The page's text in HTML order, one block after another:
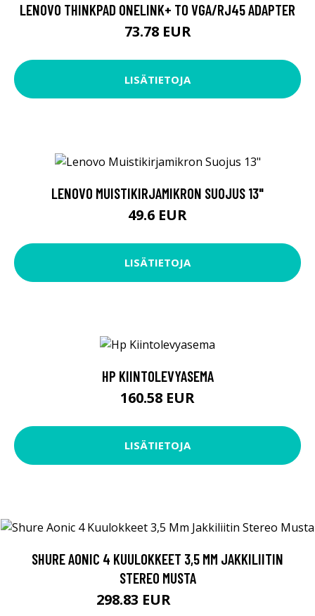
LENOVO THINKPAD ONELINK+ TO VGA/RJ45 ADAPTER
73.78 EUR
LISÄTIETOJA
LENOVO MUISTIKIRJAMIKRON SUOJUS 13"
49.6 EUR
LISÄTIETOJA
HP KIINTOLEVYASEMA
160.58 EUR
LISÄTIETOJA
SHURE AONIC 4 KUULOKKEET 3,5 MM JAKKILIITIN
STEREO MUSTA
298.83 EUR